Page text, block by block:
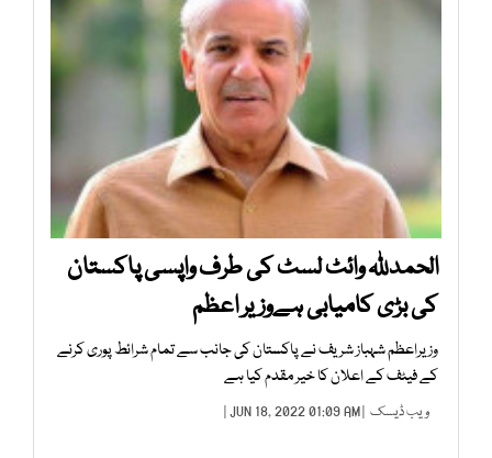
الحمدللہ وائٹ لسٹ کی طرف واپسی پاکستان
کی بڑی کامیابی ہےوزیر اعظم
وزیراعظم شہباز شریف نے پاکستان کی جانب سے تمام شرائط پوری کرنے
کے فیٹف کے اعلان کا خیر مقدم کیا ہے
ویب ڈیسک | JUN 18, 2022 01:09 AM |